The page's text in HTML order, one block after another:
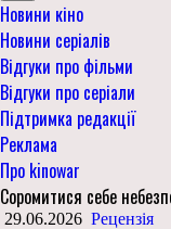
Новини кіно
Новини серіалів
Відгуки про фільми
Відгуки про серіали
Підтримка редакції
Реклама
Про kinowar
Соромитися себе
29.06.2026 Рецензія